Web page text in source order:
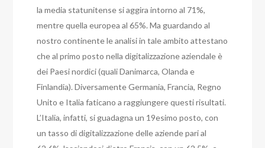
la media statunitense si aggira intorno al 71%,
mentre quella europea al 65%.Ma guardando al
nostro continente le analisi in tale ambito attestano
che al primo posto nella digitalizzazione aziendale è
dei Paesi nordici (quali Danimarca, Olanda e
Finlandia). Diversamente Germania, Francia, Regno
Unito e Italia faticano a raggiungere questi risultati.
L’Italia, infatti, si guadagna un 19esimo posto, con
un tasso di digitalizzazione delle aziende pari al